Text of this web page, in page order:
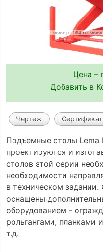
Цена –
Добавить в
Чертеж Сертификат
Подъемные столы Lema
проектируются и
столов этой серии
необходимости
в техническом
оснащены
оборудованием -
рольгангами, планками
т.д.